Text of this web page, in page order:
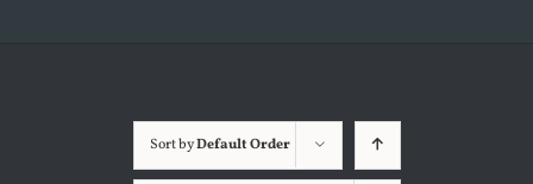
Sort byDefault Order